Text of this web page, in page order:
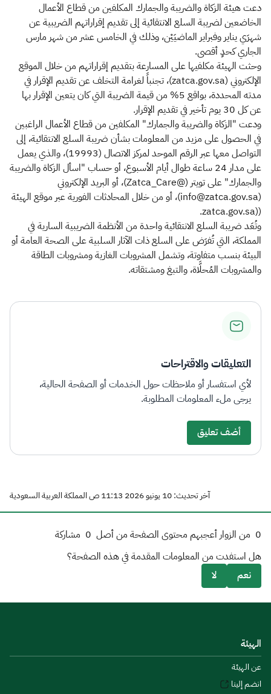
دعت هيئة الزكاة والضريبة والجمارك المكلفين من قطاع الأعمال
الخاضعين لضريبة السلع الانتقائية إلى تقديم إقراراتهم الضريبية عن
شهرَي يناير وفبراير الماضيَيْن، وذلك في الخامس عشر من شهر مارس
الجاري كحدٍ أقصى.
وحثت الهيئة مكلفيها على المسارعة بتقديم إقراراتهم من خلال الموقع
الإلكتروني (zatca.gov.sa)، تجنباً لغرامة التخلف عن تقديم الإقرار في
مدته المحددة، بواقع 5% من قيمة الضريبة التي كان يتعين الإقرار بها
عن كل 30 يوم تأخير في تقديم الإقرار.
ودعت "الزكاة والضريبة والجمارك" المكلفين من قطاع الأعمال الراغبين
في الحصول على مزيد من المعلومات بشأن ضريبة السلع الانتقائية، إلى
التواصل معها عبر الرقم الموحد لمركز الاتصال (19993)، والذي يعمل
على مدار 24 ساعة طوال أيام الأسبوع، أو حساب "اسأل الزكاة والضريبة
والجمارك" على تويتر (@Zatca_Care)، أو البريد الإلكتروني
(info@zatca.gov.sa)، أو من خلال المحادثات الفورية عبر موقع الهيئة
((zatca.gov.sa.
وتُعَد ضريبة السلع الانتقائية واحدة من الأنظمة الضريبية السارية في
المملكة، التي تُفرَض على السلع ذات الآثار السلبية على الصحة العامة أو
البيئة بنسب متفاوتة، وتشمل المشروبات الغازية ومشروبات الطاقة
والمشروبات المُحلَّاة، والتبغ ومشتقاته.​
التعليقات والاقتراحات
لأي استفسار أو ملاحظات حول الخدمات أو الصفحة الحالية،
يرجى ملء المعلومات المطلوبة.
أضف تعليق
آخر تحديث: 10 يونيو 2026 11:13 ص المملكة العربية السعودية
0 من الزوار أعجبهم محتوى الصفحة من أصل 0 مشاركة
هل استفدت من المعلومات المقدمة في هذه الصفحة؟
نعم
لا
الهيئة
عن الهيئة
انضم إلينا